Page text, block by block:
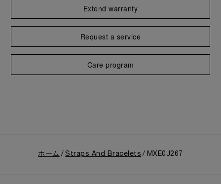
Extend warranty
Request a service
Care program
ホーム Straps And Bracelets MXE0J267